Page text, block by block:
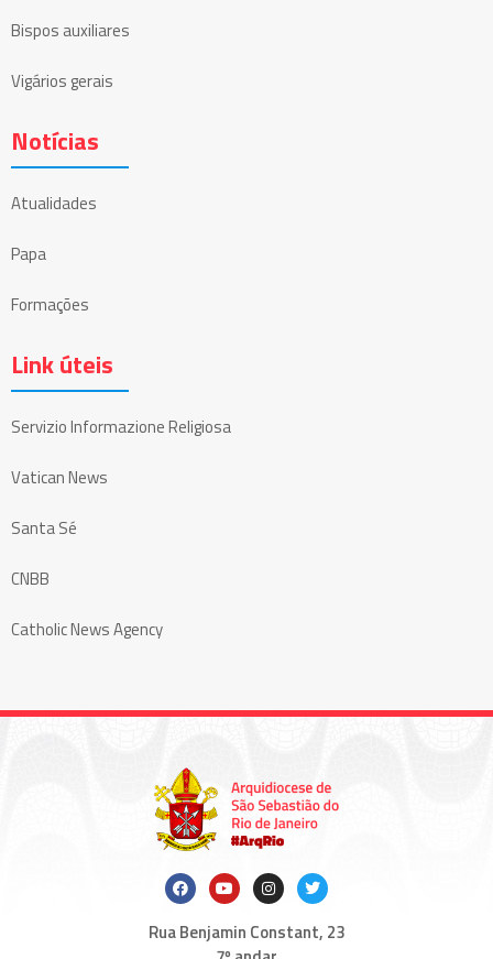
Bispos auxiliares
Vigários gerais
Notícias
Atualidades
Papa
Formações
Link úteis
Servizio Informazione Religiosa
Vatican News
Santa Sé
CNBB
Catholic News Agency
Rua Benjamin Constant, 23